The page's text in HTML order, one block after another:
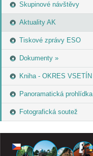
Skupinové návštěvy
Aktuality AK
Tiskové zprávy ESO
Dokumenty »
Kniha - OKRES VSETÍN
Panoramatická prohlídka
Fotografická soutež